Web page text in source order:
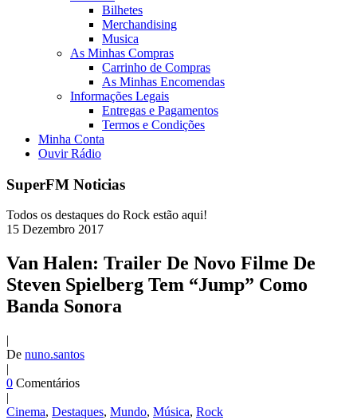
Bilhetes
Merchandising
Musica
As Minhas Compras
Carrinho de Compras
As Minhas Encomendas
Informações Legais
Entregas e Pagamentos
Termos e Condições
Minha Conta
Ouvir Rádio
SuperFM Noticias
Todos os destaques do Rock estão aqui!
15 Dezembro 2017
Van Halen: Trailer De Novo Filme De
Steven Spielberg Tem “Jump” Como
Banda Sonora
|
De nuno.santos
|
0 Comentários
|
Cinema, Destaques, Mundo, Música, Rock